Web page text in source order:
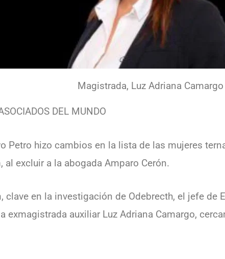
Magistrada, Luz Adriana Camargo
DEL MUNDO
Petro hizo cambios en la lista de las mujeres
al excluir a la abogada Amparo Cerón.
clave en la investigación de Odebrecth, el jefe de
exmagistrada auxiliar Luz Adriana Camargo,